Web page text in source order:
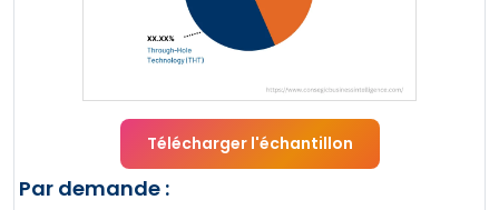
Télécharger l'échantillon
Par demande :